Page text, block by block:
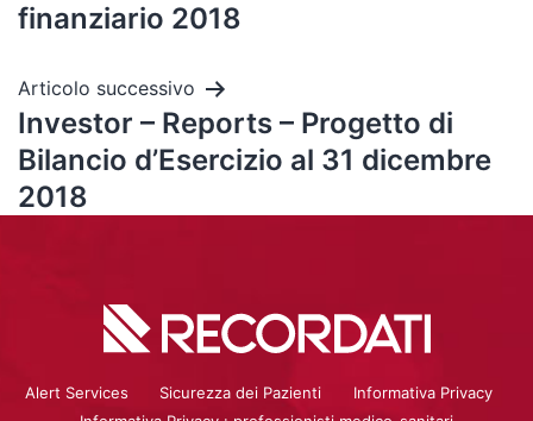
finanziario 2018
Articolo successivo
Investor – Reports – Progetto di
Bilancio d’Esercizio al 31 dicembre
2018
Alert Services Sicurezza dei Pazienti
Informativa Privacy